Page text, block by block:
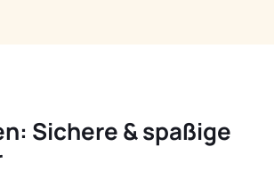
Русский
Sichere & spaßige